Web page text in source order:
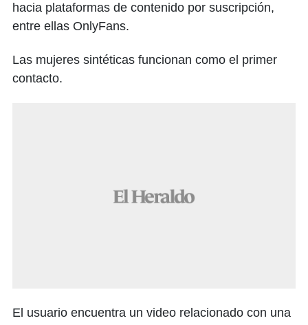
hacia plataformas de contenido por suscripción,
entre ellas OnlyFans.
Las mujeres sintéticas funcionan como el primer
contacto.
El usuario encuentra un video relacionado con una